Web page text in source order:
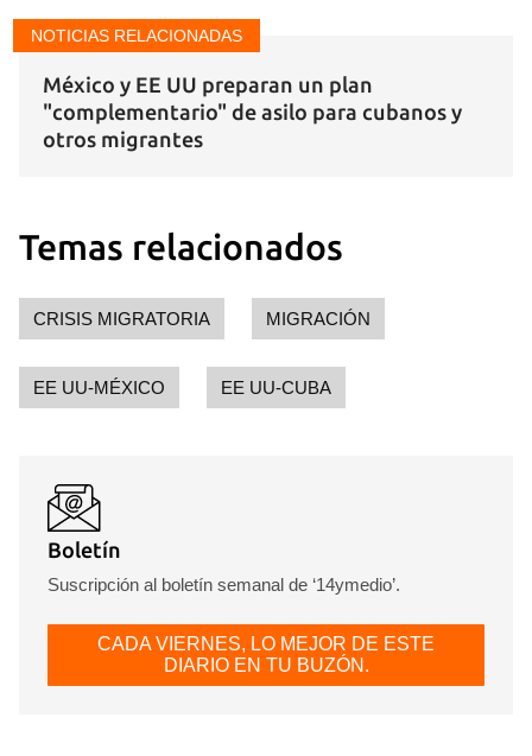
NOTICIAS RELACIONADAS
México y EE UU preparan un plan
"complementario" de asilo para cubanos y
otros migrantes
Temas relacionados
CRISIS MIGRATORIA MIGRACIÓN
EE UU-MÉXICO EE UU-CUBA
Boletín
Suscripción al boletín semanal de ‘14ymedio’.
CADA VIERNES, LO MEJOR DE ESTE
DIARIO EN TU BUZÓN.